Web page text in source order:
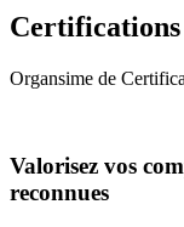
Certifications
Organsime de
Valorisez vos
reconnues